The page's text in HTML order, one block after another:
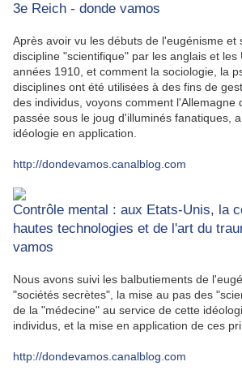
3e Reich - donde vamos
Après avoir vu les débuts de l'eugénisme et
discipline "scientifique" par les anglais et les
années 1910, et comment la sociologie, la
disciplines ont été utilisées à des fins de
des individus, voyons comment l'Allemagne
passée sous le joug d'illuminés fanatiques,
idéologie en application.
http://dondevamos.canalblog.com
Contrôle mental : aux Etats-Unis, la
hautes technologies et de l'art du
vamos
Nous avons suivi les balbutiements de
"sociétés secrètes", la mise au pas des
de la "médecine" au service de cette
individus, et la mise en application de ces
http://dondevamos.canalblog.com